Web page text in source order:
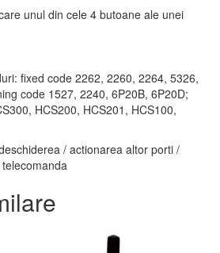
unul din cele 4 butoane ale unei
fixed code 2262, 2260, 2264, 5326,
code 1527, 2240, 6P20B, 6P20D;
HCS200, HCS201, HCS100,
/ actionarea altor porti /